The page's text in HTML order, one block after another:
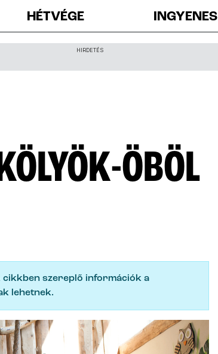
HÉTVÉGE INGYENES
HIRDETÉS
ÖBÖL
cikkben szereplő információk a
lehetnek.